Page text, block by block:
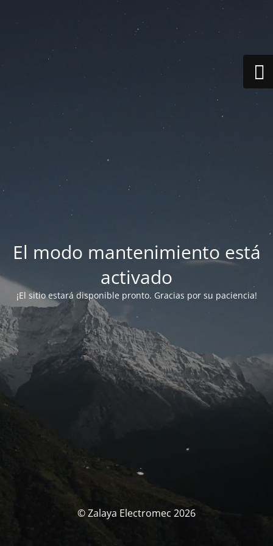
El modo mantenimiento está
activado
¡El sitio estará disponible pronto. Gracias por su paciencia!
© Zalaya Electromec 2026